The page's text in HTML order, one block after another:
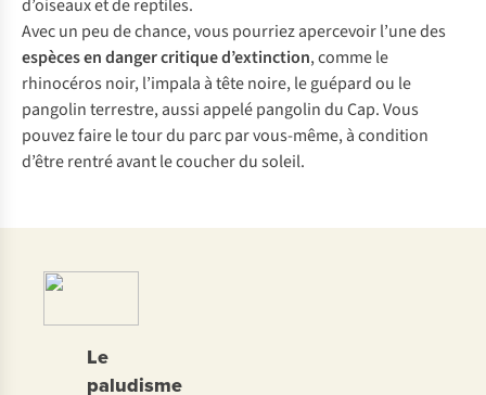
d’oiseaux et de reptiles.
Avec un peu de chance, vous pourriez apercevoir l’une des
espèces en danger critique d’extinction, comme le
rhinocéros noir, l’impala à tête noire, le guépard ou le
pangolin terrestre, aussi appelé pangolin du Cap. Vous
pouvez faire le tour du parc par vous-même, à condition
d’être rentré avant le coucher du soleil.
Le
paludisme